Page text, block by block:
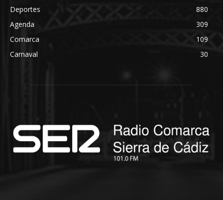
Deportes
880
Agenda
309
Comarca
109
Carnaval
30